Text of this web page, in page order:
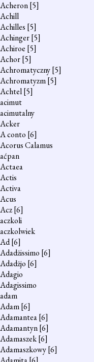
Acheron[5]
Achill
Achilles [5]
Achinger[5]
Achiroe [5]
Achor[5]
Achromatyczny[5]
Achromatyzm[5]
Achtel[5]
acimut
acimutalny
Acker
A conto [6]
Acorus Calamus
aćpan
Actaea
Actis
Activa
Acus
Acz[6]
aczkoli
aczkolwiek
Ad[6]
Adadżissimo [6]
Adadżjo [6]
Adagio
Adagissimo
adam
Adam[6]
Adamantea[6]
Adamantyn[6]
Adamaszek[6]
Adamaszkowy[6]